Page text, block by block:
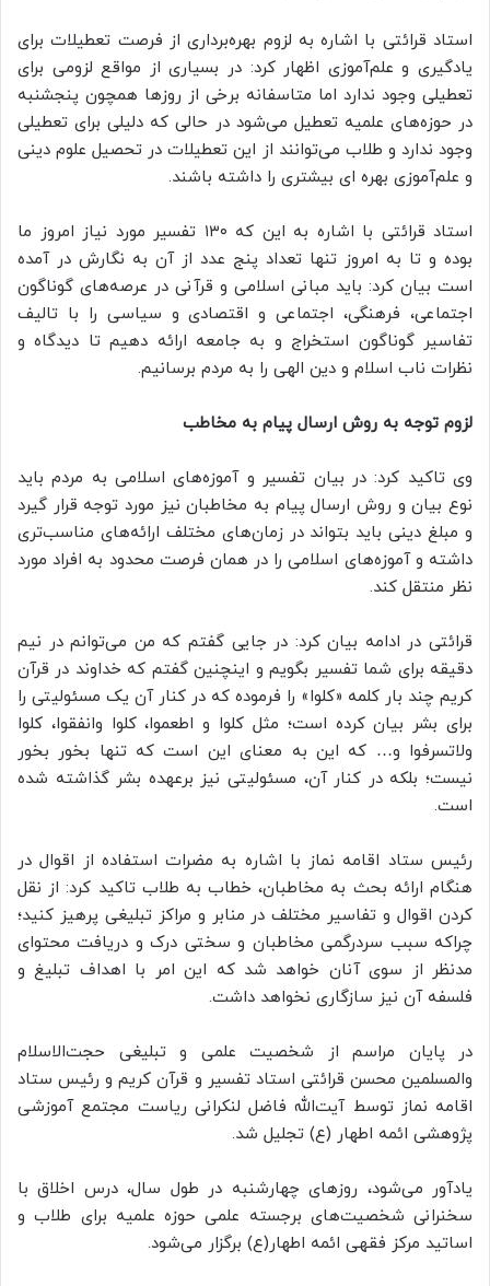
استاد قرائتی با اشاره به لزوم بهره‌برداری از فرصت تعطیلات برای
یادگیری و علم‌آموزی اظهار کرد: در بسیاری از مواقع لزومی برای
تعطیلی وجود ندارد اما متاسفانه برخی از روزها همچون پنجشنبه
در حوزه‌های علمیه تعطیل می‌شود در حالی که دلیلی برای تعطیلی
وجود ندارد و طلاب می‌توانند از این تعطیلات در تحصیل علوم دینی
و علم‌آموزی بهره ‌ای بیشتری را داشته باشند.
استاد قرائتی با اشاره به این که ۱۳۰ تفسیر مورد نیاز امروز ما
بوده و تا به امروز تنها تعداد پنج عدد از آن به نگارش در آمده
است بیان کرد: باید مبانی اسلامی و قرآنی در عرصه‌های گوناگون
اجتماعی، فرهنگی، اجتماعی و اقتصادی و سیاسی را با تالیف
تفاسیر گوناگون استخراج و به جامعه ارائه دهیم تا دیدگاه و
نظرات ناب اسلام و دین الهی را به مردم برسانیم.
لزوم توجه به روش ارسال پیام به مخاطب
وی تاکید کرد: در بیان تفسیر و آموزه‌های اسلامی به مردم باید
نوع بیان و روش ارسال پیام به مخاطبان نیز مورد توجه قرار گیرد
و مبلغ دینی باید بتواند در زمان‌های مختلف ارائه‌های مناسب‌تری
داشته و آموزه‌های اسلامی را در همان فرصت محدود به افراد مورد
نظر منتقل کند.
قرائتی در ادامه بیان کرد: در جایی گفتم که من می‌توانم در نیم
دقیقه برای شما تفسیر بگویم و اینچنین گفتم که خداوند در قرآن
کریم چند بار کلمه «کلوا» را فرموده که در کنار آن یک مسئولیتی را
برای بشر بیان کرده است؛ مثل کلوا و اطعموا، کلوا وانفقوا، کلوا
ولاتسرفوا و… که این به معنای این است که تنها بخور بخور
نیست؛ بلکه در کنار آن، مسئولیتی نیز برعهده بشر گذاشته شده
است.
رئیس ستاد اقامه نماز با اشاره به مضرات استفاده از اقوال در
هنگام ارائه بحث به مخاطبان، خطاب به طلاب تاکید کرد: از نقل
کردن اقوال و تفاسیر مختلف در منابر و مراکز تبلیغی پرهیز کنید؛
چراکه سبب سردرگمی مخاطبان و سختی درک و دریافت محتوای
مدنظر از سوی آنان خواهد شد که این امر با اهداف تبلیغ و
فلسفه آن نیز سازگاری نخواهد داشت.
در پایان مراسم از شخصیت علمی و تبلیغی حجت‌الاسلام
والمسلمین محسن قرائتی استاد تفسیر و قرآن کریم و رئیس ستاد
اقامه نماز توسط آیت‌الله فاضل لنکرانی ریاست مجتمع آموزشی
پژوهشی ائمه اطهار (ع) تجلیل شد.
یادآور می‌شود، روزهای چهارشنبه در طول سال، درس اخلاق با
سخنرانی شخصیت‌های برجسته علمی حوزه علمیه برای طلاب و
اساتید مرکز فقهی ائمه اطهار(ع) برگزار می‌شود.